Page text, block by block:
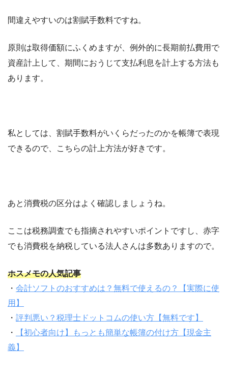
間違えやすいのは割賦手数料ですね。
原則は取得価額にふくめますが、例外的に長期前払費用で
資産計上して、期間におうじて支払利息を計上する方法も
あります。
私としては、割賦手数料がいくらだったのかを帳簿で表現
できるので、こちらの計上方法が好きです。
あと消費税の区分はよく確認しましょうね。
ここは税務調査でも指摘されやすいポイントですし、赤字
でも消費税を納税している法人さんは多数ありますので。
ホスメモの人気記事
・ 会計ソフトのおすすめは？無料で使えるの？【実際に使
用】
・ 評判悪い？税理士ドットコムの使い方【無料です】
・
【初心者向け】もっとも簡単な帳簿の付け方【現金主
義】